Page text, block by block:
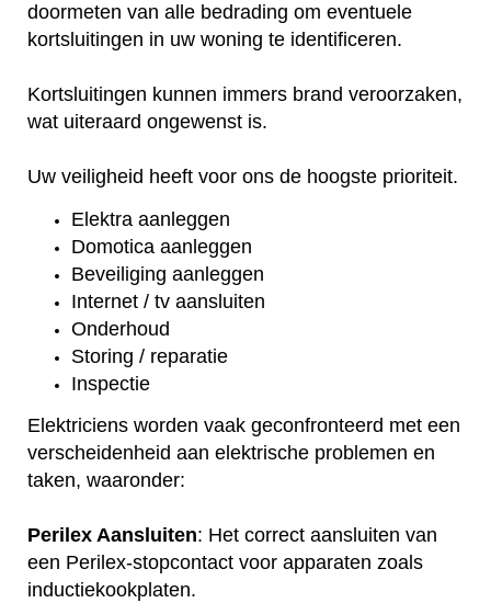
doormeten van alle bedrading om eventuele
kortsluitingen in uw woning te identificeren.
Kortsluitingen kunnen immers brand veroorzaken,
wat uiteraard ongewenst is.
Uw veiligheid heeft voor ons de hoogste prioriteit.
Elektra aanleggen
Domotica aanleggen
Beveiliging aanleggen
Internet / tv aansluiten
Onderhoud
Storing / reparatie
Inspectie
Elektriciens worden vaak geconfronteerd met een
verscheidenheid aan elektrische problemen en
taken, waaronder:
Perilex Aansluiten: Het correct aansluiten van
een Perilex-stopcontact voor apparaten zoals
inductiekookplaten.